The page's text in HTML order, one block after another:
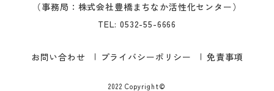
（事務局：株式会社豊橋まちなか活性化センター）
TEL:0532-55-6666
お問い合わせ プライバシーポリシー 免責事項
2022 Copyright©